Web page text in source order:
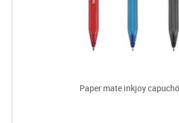
Paper mate inkjoy